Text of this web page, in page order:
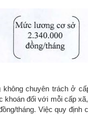
chuyên trách ở
đối với mỗi cấp
tháng. Việc quy định